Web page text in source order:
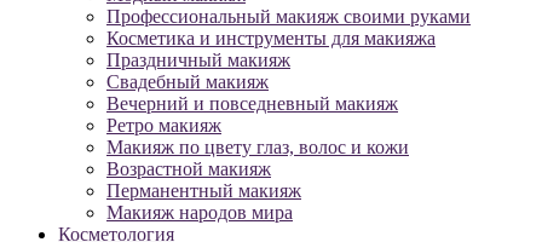
Профессиональный макияж своими руками
Косметика и инструменты для макияжа
Праздничный макияж
Свадебный макияж
Вечерний и повседневный макияж
Ретро макияж
Макияж по цвету глаз, волос и кожи
Возрастной макияж
Перманентный макияж
Макияж народов мира
Косметология